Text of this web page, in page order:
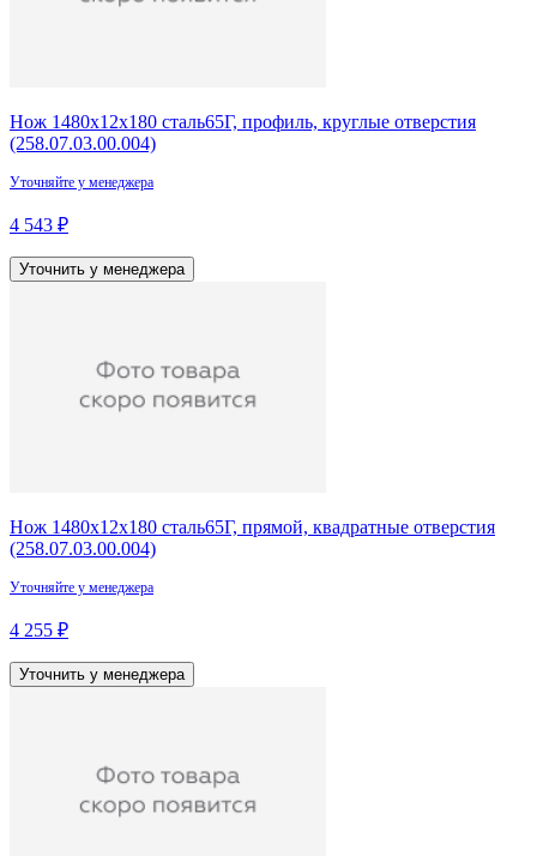
Нож 1480х12х180 сталь65Г, профиль, круглые отверстия
(258.07.03.00.004)
Уточняйте у менеджера
4 543 ₽
Уточнить у менеджера
Нож 1480х12х180 сталь65Г, прямой, квадратные отверстия
(258.07.03.00.004)
Уточняйте у менеджера
4 255 ₽
Уточнить у менеджера